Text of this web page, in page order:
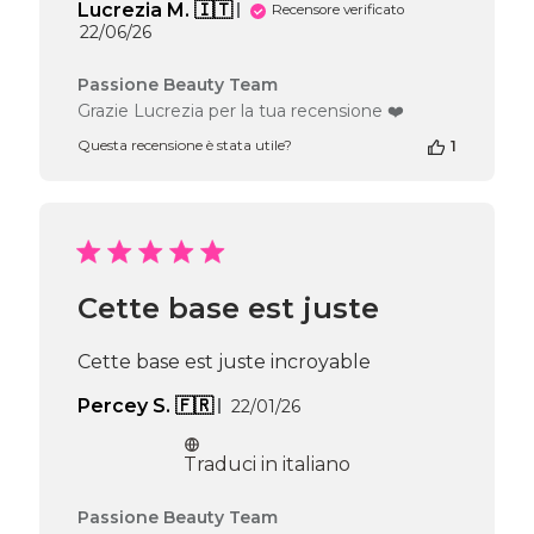
Lucrezia M. 🇮🇹 Recensore verificato
Data
pubblicazione
22/06/26
Commenti
del
del
Team
Tue
Jun
23
2026
Passione Beauty Team
Grazie Lucrezia per la tua recensione ❤️
Questa recensione è stata utile? 1
Cette base est juste
Cette base est juste incroyable
Percey S. 🇫🇷
Data
pubblicazione
22/01/26
Traduci in italiano
Commenti
Passione Beauty Team